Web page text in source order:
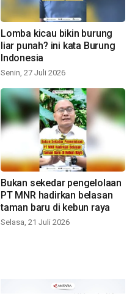
Lomba kicau bikin burung
liar punah? ini kata Burung
Indonesia
Senin, 27 Juli 2026
Bukan sekedar pengelolaan
PT MNR hadirkan belasan
taman baru di kebun raya
Selasa, 21 Juli 2026